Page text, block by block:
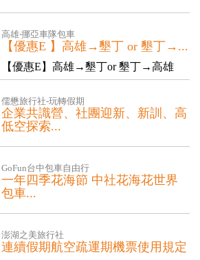
當計畫從台北出發安排台中包車旅遊，
景...
高雄‧挪亞車隊包車
【優惠E 】高雄→墾丁 or 墾丁→...
【優惠E】高雄→墾丁or 墾丁→高雄
【基本8小...
儒懋旅行社-玩轉假期
企業共識營、社團迎新、新訓、高
低空探索...
企業共識營、家庭日、社團迎新、新
GoFun台中包車自由行
一年四季花海節 中社花海花世界
包車...
台中花海一日遊： 中社花海 新社古
澎湖之美旅行社
連續假期航空疏運期機票使用規定